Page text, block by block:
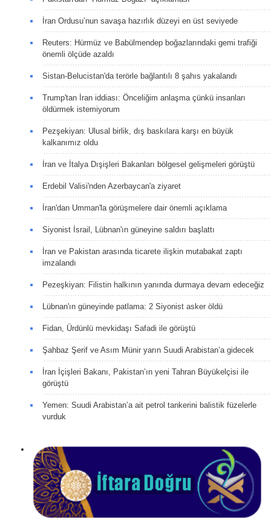
İran Ordusu’nun savaşa hazırlık düzeyi en üst seviyede
Reuters: Hürmüz ve Babülmendep boğazlarındaki gemi trafiği
önemli ölçüde azaldı
Sistan-Belucistan'da terörle bağlantılı 8 şahıs yakalandı
Trump'tan İran iddiası: Önceliğim anlaşma çünkü insanları
öldürmek istemiyorum
Pezşekiyan: Ulusal birlik, dış baskılara karşı en büyük
kalkanımız oldu
İran ve İtalya Dışişleri Bakanları bölgesel gelişmeleri görüştü
Erdebil Valisi'nden Azerbaycan'a ziyaret
İran'dan Umman'la görüşmelere dair önemli açıklama
Siyonist İsrail, Lübnan'ın güneyine saldırı başlattı
İran ve Pakistan arasında ticarete ilişkin mutabakat zaptı
imzalandı
Pezeşkiyan: Filistin halkının yanında durmaya devam edeceğiz
Lübnan'ın güneyinde patlama: 2 Siyonist asker öldü
Fidan, Ürdünlü mevkidaşı Safadi ile görüştü
Şahbaz Şerif ve Asım Münir yarın Suudi Arabistan’a gidecek
İran İçişleri Bakanı, Pakistan’ın yeni Tahran Büyükelçisi ile
görüştü
Yemen: Suudi Arabistan’a ait petrol tankerini balistik füzelerle
vurduk